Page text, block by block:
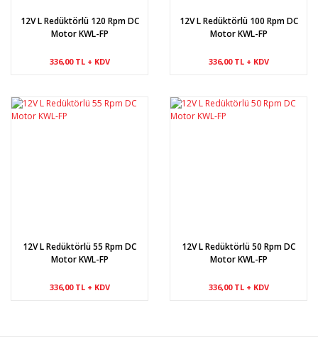
12V L Redüktörlü 120 Rpm DC
Motor KWL-FP
336,00 TL + KDV
12V L Redüktörlü 100 Rpm DC
Motor KWL-FP
336,00 TL + KDV
12V L Redüktörlü 55 Rpm DC
Motor KWL-FP
336,00 TL + KDV
12V L Redüktörlü 50 Rpm DC
Motor KWL-FP
336,00 TL + KDV